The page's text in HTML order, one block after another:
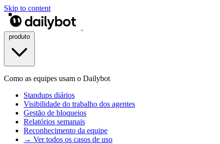
Skip to content
Como as equipes usam o Dailybot
Standups diários
Visibilidade do trabalho dos agentes
Gestão de bloqueios
Relatórios semanais
Reconhecimento da equipe
→ Ver todos os casos de uso